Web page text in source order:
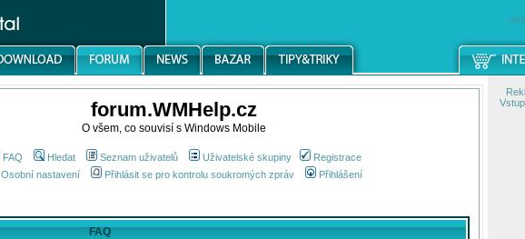
forum.WMHelp.cz
O všem, co souvisí s Windows Mobile
FAQ Hledat Seznam uživatelů Uživatelské skupiny
Registrace
Osobní nastavení
Přihlásit se pro kontrolu soukromých zpráv Přihlášení
FAQ